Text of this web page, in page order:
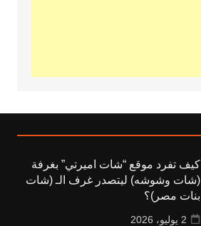
كيف تفرد موقع “شات اميرتي” بغرفة
(شات وشوشه) ليتصدر غرف الـ (شات
بنات مصر)؟
2 يوليو، 2026